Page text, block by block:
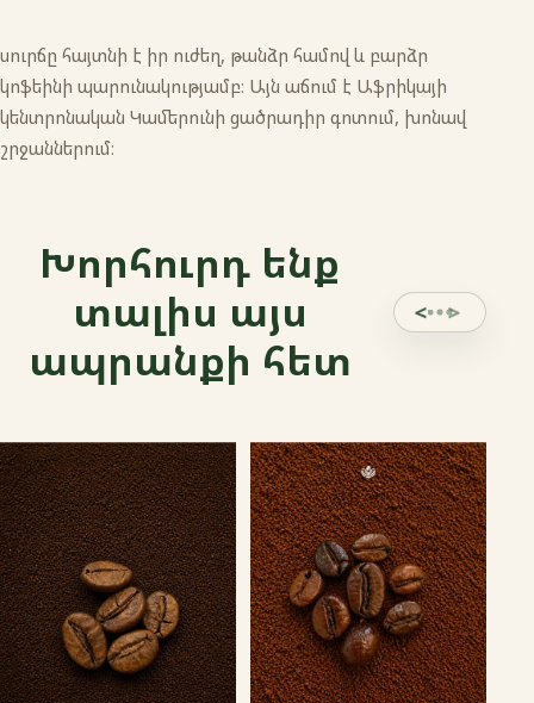
սուրճը հայտնի է իր ուժեղ, թանձր համով և բարձր
կոֆեինի պարունակությամբ։ Այն աճում է Աֆրիկայի
կենտրոնական Կամերունի ցածրադիր գոտում, խոնավ
շրջաններում։
Խորհուրդ ենք
տալիս այս
ապրանքի հետ